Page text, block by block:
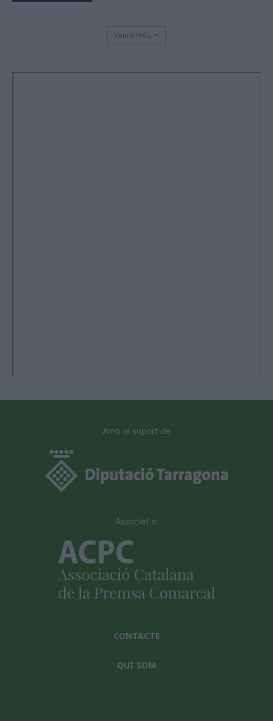
Veure més
Amb el suport de
Associat a:
CONTACTE
QUI SOM